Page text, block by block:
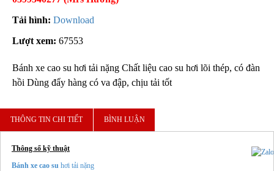
Tải hình: Download
Lượt xem: 67553
Bánh xe cao su hơi tải nặng Chất liệu cao su hơi lõi thép, có đàn
hồi Dùng đẩy hàng có va đập, chịu tải tốt
THÔNG TIN CHI TIẾT BÌNH LUẬN
Thông số kỹ thuật
Bánh xe cao su hơi tải nặng